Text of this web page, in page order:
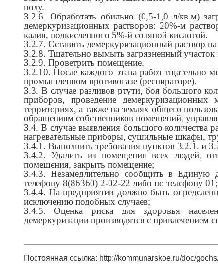
полу.
3.2.6. Обработать обильно (0,5-1,0 л/кв.м)
демеркуризационных растворов: 20%-м
калия, подкисленного 5%-й соляной кислотой.
3.2.7. Оставить демеркуризационный раствор
3.2.8. Тщательно вымыть загрязненный
3.2.9. Проветрить помещение.
3.2.10. После каждого этапа работ тщательно
промышленном противогазе (респираторе).
3.3. В случае разливов ртути, боя большого
приборов, проведение
территориях, а также на землях общего
обращениям собственников помещений,
3.4. В случае выявления большого количества
нагревательные приборы, сушильные шкафы,
3.4.1. Выполнить требования пунктов 3.2.1. и
3.4.2. Удалить из помещения всех людей,
помещения, закрыть помещение;
3.4.3. Незамедлительно сообщить в Единую
телефону 8(86360) 2-02-22 либо по телефону 01;
3.4.4. На предприятии должно быть
исключению подобных случаев;
3.4.5. Оценка риска для здоровья
демеркуризации производятся с привлечением
Постоянная ссылка: http://kommunarskoe.ru/doc/